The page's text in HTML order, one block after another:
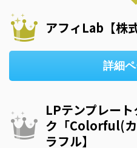
アフィLab【株
詳細
LPテンプレー
ク「Colorful(カ
ラフル】